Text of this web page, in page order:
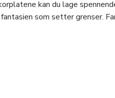
kan du lage
som setter grenser.